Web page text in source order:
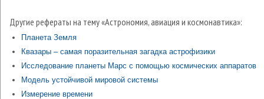
Другие рефераты на тему «Астрономия, авиация и космонавтика»:
Планета Земля
Квазары – самая поразительная загадка астрофизики
Исследование планеты Марс с помощью космических аппаратов
Модель устойчивой мировой системы
Измерение времени